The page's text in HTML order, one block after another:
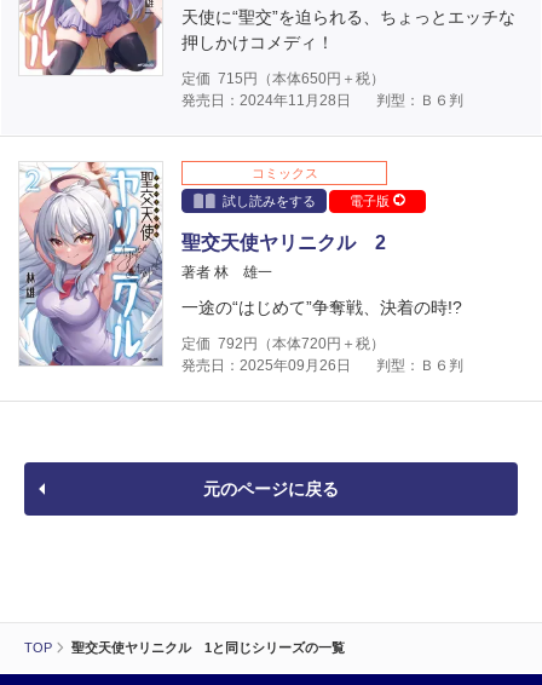
TOP 聖交天使ヤリニクル 1と同じシリーズの一覧
天使に“聖交”を迫られる、ちょっとエッチな
押しかけコメディ！
定価 715 円（本体650円＋税）
発売日：2024年11月28日
判型：Ｂ６判
コミックス
試し読みをする
電子版
聖交天使ヤリニクル 2
著者 林 雄一
一途の“はじめて”争奪戦、決着の時!?
定価 792 円（本体720円＋税）
発売日：2025年09月26日
判型：Ｂ６判
元のページに戻る